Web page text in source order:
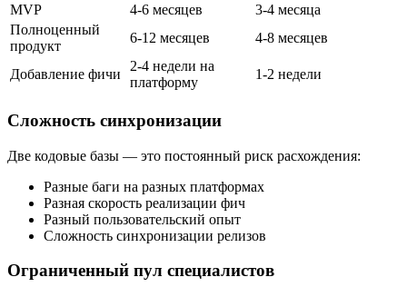
MVP 4-6 месяцев
3-4 месяца
Полноценный
продукт
6-12 месяцев 4-8 месяцев
Добавление фичи
2-4 недели на
платформу
1-2 недели
Сложность синхронизации
Две кодовые базы — это постоянный риск расхождения:
Разные баги на разных платформах
Разная скорость реализации фич
Разный пользовательский опыт
Сложность синхронизации релизов
Ограниченный пул специалистов